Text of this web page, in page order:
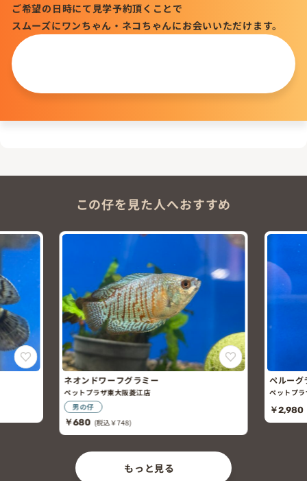
ご希望の日時にて見学予約頂くことで
スムーズにワンちゃん・ネコちゃんにお会いいただけます。
この仔を見た人へおすすめ
ペルーグラステトラ
ペットプラザ東大阪菱江店
￥2,980
オデッ
ペット
￥680
もっと見る